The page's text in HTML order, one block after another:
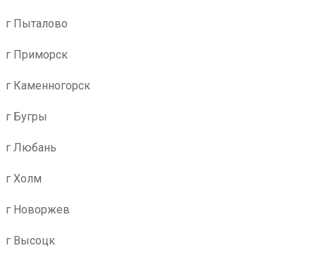
г Пыталово
г Приморск
г Каменногорск
г Бугры
г Любань
г Холм
г Новоржев
г Высоцк